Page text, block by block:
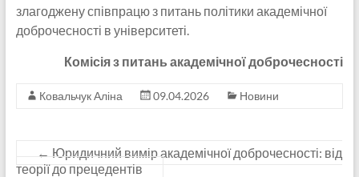
злагоджену співпрацю з питань політики академічної
доброчесності в університеті.
Комісія з питань академічної доброчесності
Ковальчук Аліна 09.04.2026 Новини
← Юридичний вимір академічної доброчесності: від
теорії до прецедентів